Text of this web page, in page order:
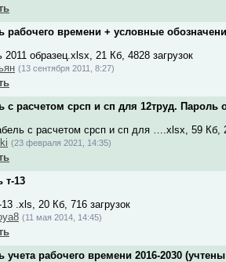
рабочего времени + условные
2011 образец.xlsx, 21 Кб, 4828 загрузок
(13 сентября 2011, 8:27)
с расчетом срсп и сп для 12труд. Пароль
с расчетом срсп и сп для ….xlsx, 59 Кб,
(23 февраля 2021, 14:35)
т-13
.xls, 20 Кб, 716 загрузок
(11 мая 2014, 14:45)
учета рабочего времени 2016-2030